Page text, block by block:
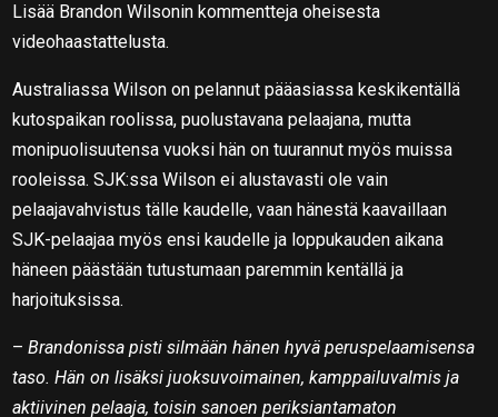
Lisää Brandon Wilsonin kommentteja oheisesta
videohaastattelusta.
Australiassa Wilson on pelannut pääasiassa keskikentällä
kutospaikan roolissa, puolustavana pelaajana, mutta
monipuolisuutensa vuoksi hän on tuurannut myös muissa
rooleissa. SJK:ssa Wilson ei alustavasti ole vain
pelaajavahvistus tälle kaudelle, vaan hänestä kaavaillaan
SJK-pelaajaa myös ensi kaudelle ja loppukauden aikana
häneen päästään tutustumaan paremmin kentällä ja
harjoituksissa.
–Brandonissa pisti silmään hänen hyvä peruspelaamisensa
taso. Hän on lisäksi juoksuvoimainen, kamppailuvalmis ja
aktiivinen pelaaja, toisin sanoen periksiantamaton